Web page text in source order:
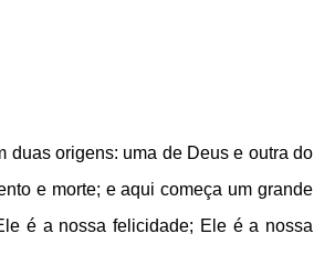
duas origens: uma de Deus e outra do
e morte; e aqui começa um grande
é a nossa felicidade; Ele é a nossa